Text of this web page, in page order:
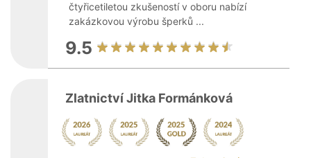
čtyřicetiletou zkušeností v oboru nabízí
zakázkovou výrobu šperků ...
9.5
Zlatnictví Jitka Formánková